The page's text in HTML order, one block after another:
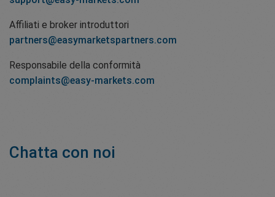
Affiliati e broker introduttori
partners@easymarketspartners.com
Responsabile della conformità
complaints@easy-markets.com
Chatta con noi